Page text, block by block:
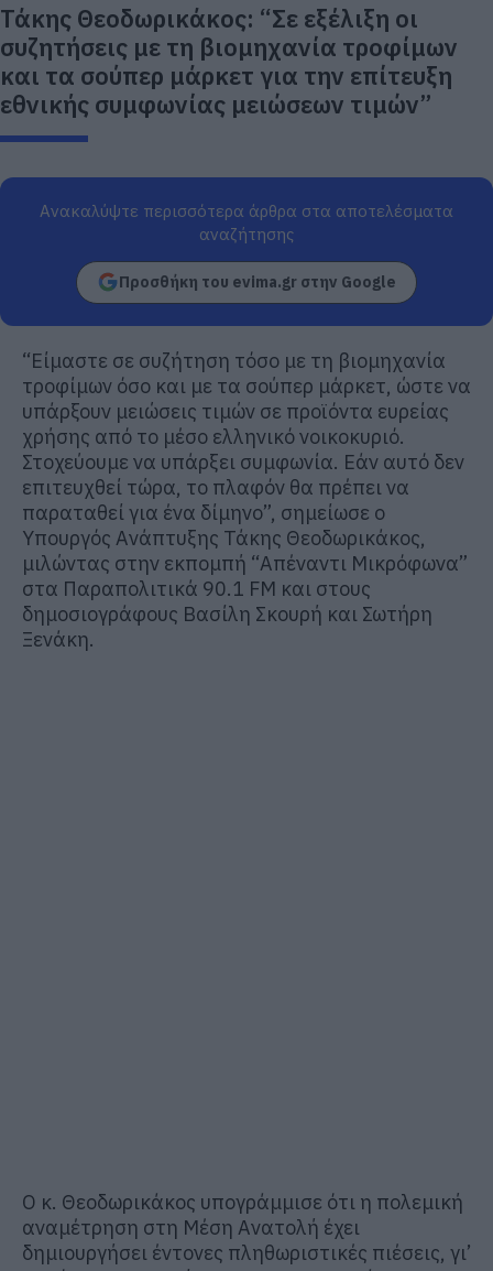
Τάκης Θεοδωρικάκος: “Σε εξέλιξη οι
συζητήσεις με τη βιομηχανία τροφίμων
και τα σούπερ μάρκετ για την επίτευξη
εθνικής συμφωνίας μειώσεων τιμών”
Ανακαλύψτε περισσότερα άρθρα στα αποτελέσματα
αναζήτησης
Προσθήκη του evima.gr στην Google
“Είμαστε σε συζήτηση τόσο με τη βιομηχανία
τροφίμων όσο και με τα σούπερ μάρκετ, ώστε να
υπάρξουν μειώσεις τιμών σε προϊόντα ευρείας
χρήσης από το μέσο ελληνικό νοικοκυριό.
Στοχεύουμε να υπάρξει συμφωνία. Εάν αυτό δεν
επιτευχθεί τώρα, το πλαφόν θα πρέπει να
παραταθεί για ένα δίμηνο”, σημείωσε ο
Υπουργός Ανάπτυξης Τάκης Θεοδωρικάκος,
μιλώντας στην εκπομπή “Απέναντι Μικρόφωνα”
στα Παραπολιτικά 90.1 FM και στους
δημοσιογράφους Βασίλη Σκουρή και Σωτήρη
Ξενάκη.
Ο κ. Θεοδωρικάκος υπογράμμισε ότι η πολεμική
αναμέτρηση στη Μέση Ανατολή έχει
δημιουργήσει έντονες πληθωριστικές πιέσεις, γι’